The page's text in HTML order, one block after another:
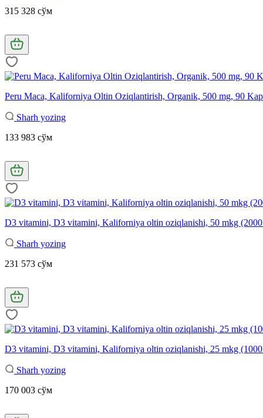
315 328 сўм
Peru Maca, Kaliforniya Oltin Oziqlantirish, Organik, 500 mg, 90
Sharh yozing
133 983 сўм
D3 vitamini, D3 vitamini, Kaliforniya oltin oziqlanishi, 50 mkg
Sharh yozing
231 573 сўм
D3 vitamini, D3 vitamini, Kaliforniya oltin oziqlanishi, 25 mkg
Sharh yozing
170 003 сўм